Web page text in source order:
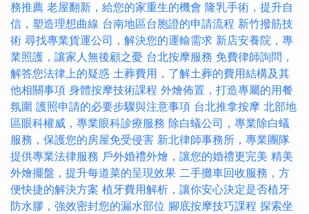
務推薦 老屋翻新，給您的家重生的機會 隆乳手術，提升自
信，塑造理想曲線 台南地區台胞證的申請流程 新竹撥筋技
術 尋找專業貨運公司，解決您的運輸需求 新店安養院，專
業照護，讓家人無後顧之憂 台北按摩服務 免費律師詢問，
解答您法律上的疑惑 土葬費用，了解土葬的費用結構及其
他相關事項 身體按摩技術課程 外燴佈置，打造專屬的用餐
氛圍 護照申請的必要步驟與注意事項 台北推拿按摩 北部地
區眼科權威，專業眼科診療服務 除白蟻公司，專業除白蟻
服務，保護您的房屋免受侵害 新北律師事務所，專業團隊
提供專業法律服務 戶外婚禮外燴，讓您的婚禮更完美 精美
外燴擺盤，提升每道菜的呈現效果 二手攤車回收服務，方
便快捷的解決方案 植牙費用解析，讓你安心決定是否植牙
防水膠，強效密封您的漏水部位 腳底按摩技巧課程 探索坐